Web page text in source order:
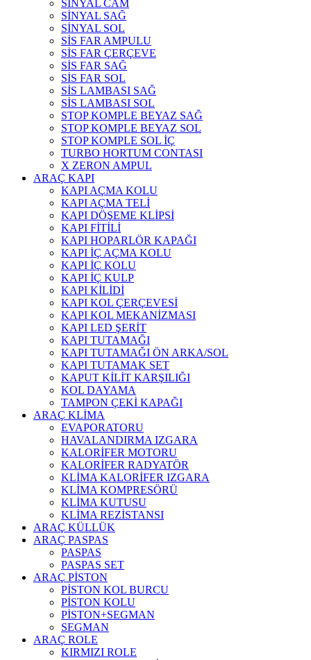
SİNYAL CAM
SİNYAL SAĞ
SİNYAL SOL
SİS FAR AMPULU
SİS FAR ÇERÇEVE
SİS FAR SAĞ
SİS FAR SOL
SİS LAMBASI SAĞ
SİS LAMBASI SOL
STOP KOMPLE BEYAZ SAĞ
STOP KOMPLE BEYAZ SOL
STOP KOMPLE SOL İÇ
TURBO HORTUM CONTASI
X ZERON AMPUL
ARAÇ KAPI
KAPI AÇMA KOLU
KAPI AÇMA TELİ
KAPI DÖŞEME KLİPSİ
KAPI FİTİLİ
KAPI HOPARLÖR KAPAĞI
KAPI İÇ AÇMA KOLU
KAPI İÇ KOLU
KAPI İÇ KULP
KAPI KİLİDİ
KAPI KOL ÇERÇEVESİ
KAPI KOL MEKANİZMASI
KAPI LED ŞERİT
KAPI TUTAMAĞI
KAPI TUTAMAĞI ÖN ARKA/SOL
KAPI TUTAMAK SET
KAPUT KİLİT KARŞILIĞI
KOL DAYAMA
TAMPON ÇEKİ KAPAĞI
ARAÇ KLİMA
EVAPORATORU
HAVALANDIRMA IZGARA
KALORİFER MOTORU
KALORİFER RADYATÖR
KLİMA KALORİFER IZGARA
KLİMA KOMPRESÖRÜ
KLİMA KUTUSU
KLİMA REZİSTANSI
ARAÇ KÜLLÜK
ARAÇ PASPAS
PASPAS
PASPAS SET
ARAÇ PİSTON
PİSTON KOL BURCU
PİSTON KOLU
PİSTON+SEGMAN
SEGMAN
ARAÇ ROLE
KIRMIZI ROLE